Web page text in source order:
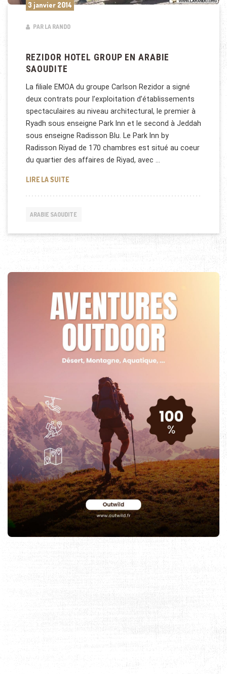
3 janvier 2014
PAR LA RANDO
REZIDOR HOTEL GROUP EN ARABIE
SAOUDITE
La filiale EMOA du groupe Carlson Rezidor a signé
deux contrats pour l’exploitation d’établissements
spectaculaires au niveau architectural, le premier à
Ryadh sous enseigne Park Inn et le second à Jeddah
sous enseigne Radisson Blu. Le Park Inn by
Radisson Riyad de 170 chambres est situé au coeur
du quartier des affaires de Riyad, avec …
LIRE LA SUITEREZIDOR HOTEL GROUP EN ARABIE SAOUDITE
ARABIE SAOUDITE